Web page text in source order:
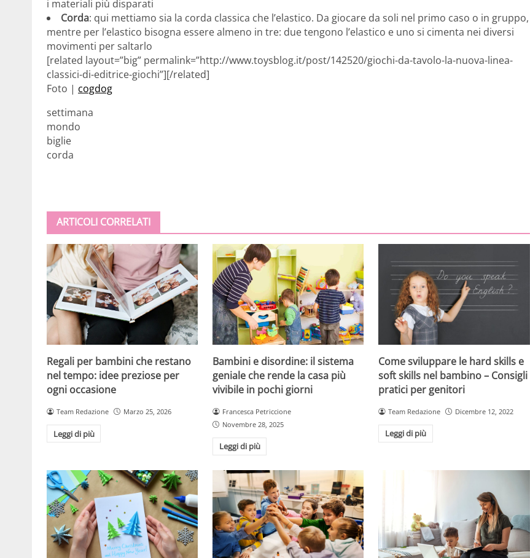
i materiali più disparati
Corda: qui mettiamo sia la corda classica che l’elastico. Da giocare da soli nel primo caso o in gruppo,
mentre per l’elastico bisogna essere almeno in tre: due tengono l’elastico e uno si cimenta nei diversi
movimenti per saltarlo
[related layout=”big” permalink=”http://www.toysblog.it/post/142520/giochi-da-tavolo-la-nuova-linea-
classici-di-editrice-giochi”][/related]
Foto | cogdog
settimana
mondo
biglie
corda
ARTICOLI CORRELATI
Regali per bambini che restano
nel tempo: idee preziose per
ogni occasione
Team Redazione Marzo 25, 2026
Leggi di più
Bambini e disordine: il sistema
geniale che rende la casa più
vivibile in pochi giorni
Francesca Petriccione
Novembre 28, 2025
Leggi di più
Come sviluppare le hard skills e
soft skills nel bambino – Consigli
pratici per genitori
Team Redazione Dicembre 12, 2022
Leggi di più